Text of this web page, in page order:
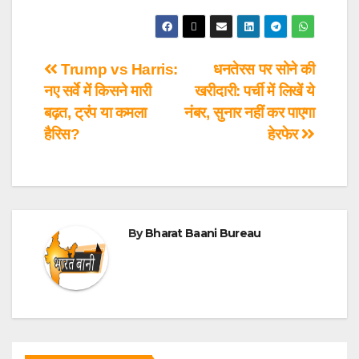
धनतेरस पर सोने की
खरीदारी: पर्ची में लिखें ये
नंबर, सुनार नहीं कर पाएगा
हेरफेर
Trump vs Harris:
नए सर्वे में किसने मारी
बढ़त, ट्रंप या कमला
हैरिस?
ByBharat Baani Bureau